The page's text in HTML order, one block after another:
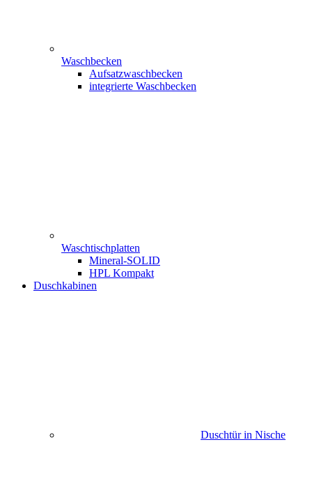
Waschbecken
Aufsatzwaschbecken
integrierte Waschbecken
Waschtischplatten
Mineral-SOLID
HPL Kompakt
Duschkabinen
Duschtür in Nische